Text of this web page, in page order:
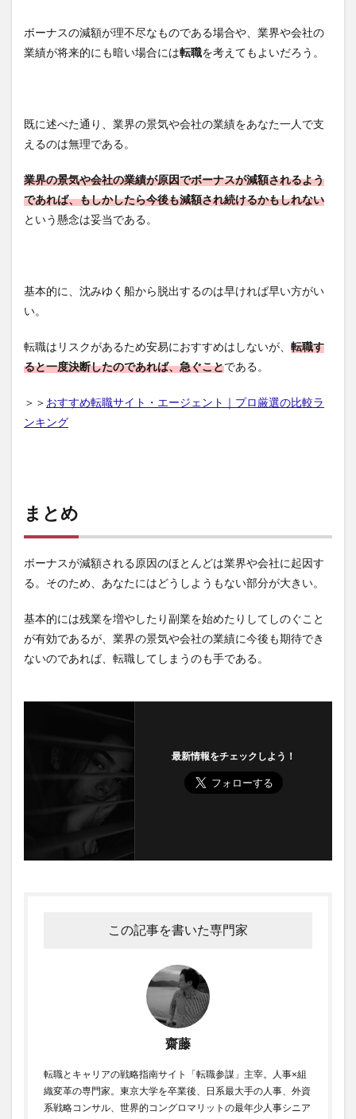
ボーナスの減額が理不尽なものである場合や、業界や会社の
業績が将来的にも暗い場合には転職を考えてもよいだろう。
既に述べた通り、業界の景気や会社の業績をあなた一人で支
えるのは無理である。
業界の景気や会社の業績が原因でボーナスが減額されるよう
であれば、もしかしたら今後も減額され続けるかもしれない
という懸念は妥当である。
基本的に、沈みゆく船から脱出するのは早ければ早い方がい
い。
転職はリスクがあるため安易におすすめはしないが、 転職す
ると一度決断したのであれば、急ぐことである。
＞＞ おすすめ転職サイト・エージェント｜プロ厳選の比較ラ
ンキング
まとめ
ボーナスが減額される原因のほとんどは業界や会社に起因す
る。そのため、あなたにはどうしようもない部分が大きい。
基本的には残業を増やしたり副業を始めたりしてしのぐこと
が有効であるが、業界の景気や会社の業績に今後も期待でき
ないのであれば、転職してしまうのも手である。
最新情報をチェックしよう！
この記事を書いた専門家
齋藤
転職とキャリアの戦略指南サイト「転職参謀」主宰。人事×組
織変革の専門家。東京大学を卒業後、日系最大手の人事、外資
系戦略コンサル、世界的コングロマリットの最年少人事シニア